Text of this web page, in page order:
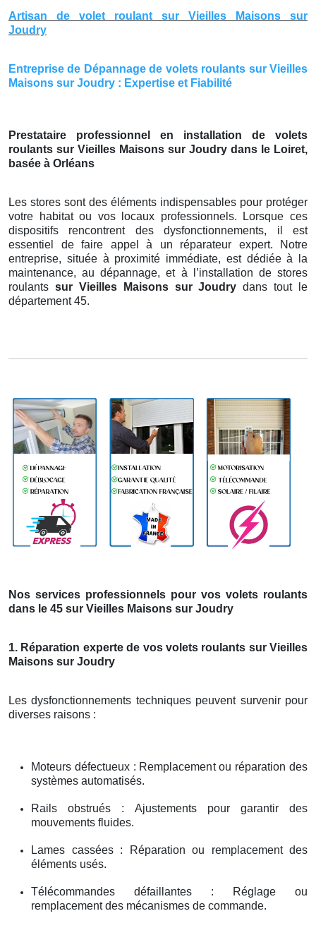
Artisan de volet roulant sur Vieilles Maisons sur
Joudry
Entreprise de Dépannage de volets roulants sur Vieilles
Maisons sur Joudry : Expertise et Fiabilité
Prestataire professionnel en installation de volets
roulants sur Vieilles Maisons sur Joudry dans le Loiret,
basée à Orléans
Les stores sont des éléments indispensables pour protéger
votre habitat ou vos locaux professionnels. Lorsque ces
dispositifs rencontrent des dysfonctionnements, il est
essentiel de faire appel à un réparateur expert. Notre
entreprise, située à proximité immédiate, est dédiée à la
maintenance, au dépannage, et à l’installation de stores
roulants sur Vieilles Maisons sur Joudrydans tout le
département 45.
Nos services professionnels pour vos volets roulants
dans le 45 sur Vieilles Maisons sur Joudry
1. Réparation experte de vos volets roulants sur Vieilles
Maisons sur Joudry
Les dysfonctionnements techniques peuvent survenir pour
diverses raisons :
Moteurs défectueux : Remplacement ou réparation des
systèmes automatisés.
Rails obstrués : Ajustements pour garantir des
mouvements fluides.
Lames cassées : Réparation ou remplacement des
éléments usés.
Télécommandes défaillantes : Réglage ou
remplacement des mécanismes de commande.